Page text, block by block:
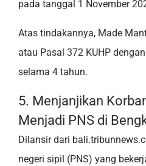
pada tanggal 1 November
Atas tindakannya, Made
atau Pasal 372 KUHP
selama 4 tahun.
5. Menjanjikan
Menjadi PNS di
Dilansir dari
negeri sipil (PNS) yang